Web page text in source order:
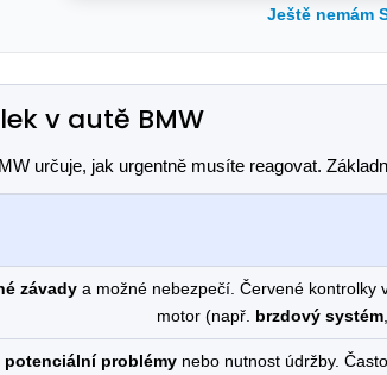
Ještě nemám
v autě BMW
určuje, jak urgentně musíte reagovat.
závadya možné nebezpečí. Červené kontrolky
motor (např. brzdový systém
potenciální problémynebo nutnost údržby.